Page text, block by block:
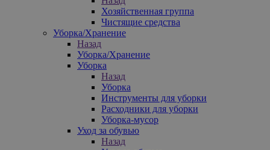
Хозяйственная группа
Чистящие средства
Уборка/Хранение
Назад
Уборка/Хранение
Уборка
Назад
Уборка
Инструменты для уборки
Расходники для уборки
Уборка-мусор
Уход за обувью
Назад